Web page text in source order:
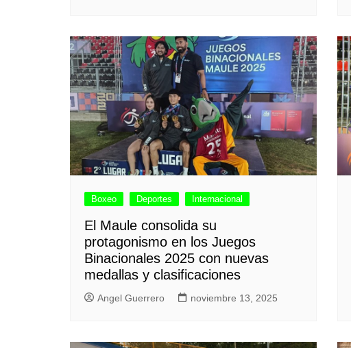
Boxeo Deportes Internacional
El Maule consolida su
protagonismo en los Juegos
Binacionales 2025 con nuevas
medallas y clasificaciones
Angel Guerrero noviembre 13, 2025